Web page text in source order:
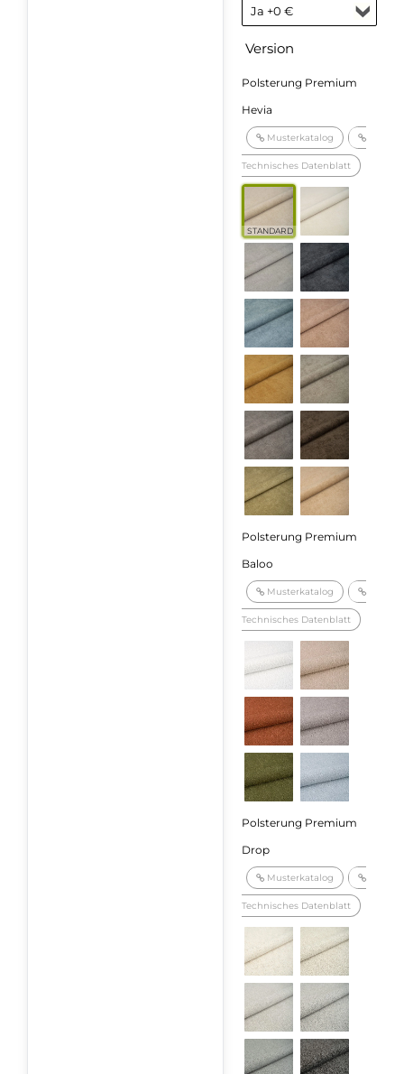
Version
Polsterung Premium
Hevia
Musterkatalog
Technisches Datenblatt
STANDARD
Polsterung Premium
Baloo
Musterkatalog
Technisches Datenblatt
Polsterung Premium
Drop
Musterkatalog
Technisches Datenblatt